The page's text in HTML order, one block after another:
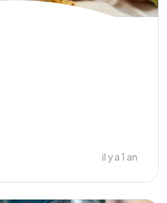
il y a 1 an